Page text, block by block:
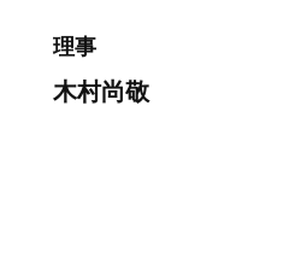
理事
木村尚敬